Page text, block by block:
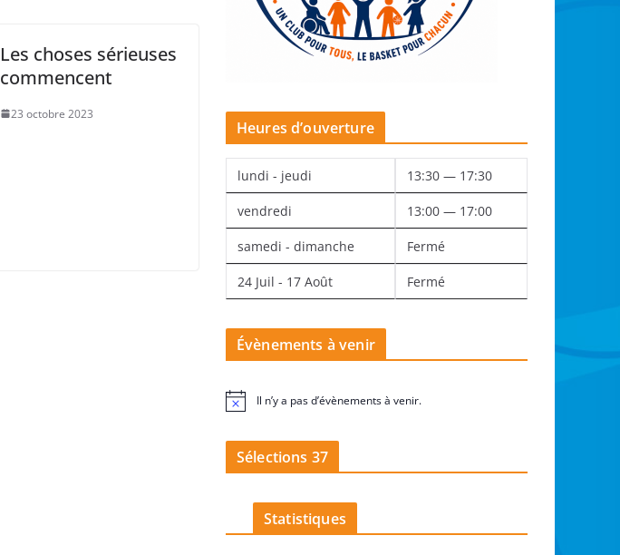
Les choses sérieuses
commencent
23 octobre 2023
Heures d’ouverture
lundi - jeudi 13:30 — 17:30
vendredi 13:00 — 17:00
samedi - dimanche Fermé
24 Juil - 17 Août Fermé
Évènements à venir
N
e
Il n’y a pas d’évènements à venir.
Sélections 37
Statistiques